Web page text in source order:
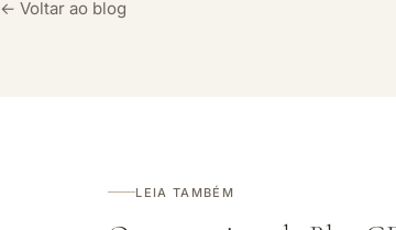
← Voltar ao blog
LEIA TAMBÉM